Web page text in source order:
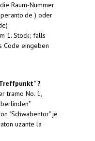
Raum-Nummer
) oder
1. Stock; falls
Code eingeben
?
tramo No. 1,
"Schwabentor" je
uzante la